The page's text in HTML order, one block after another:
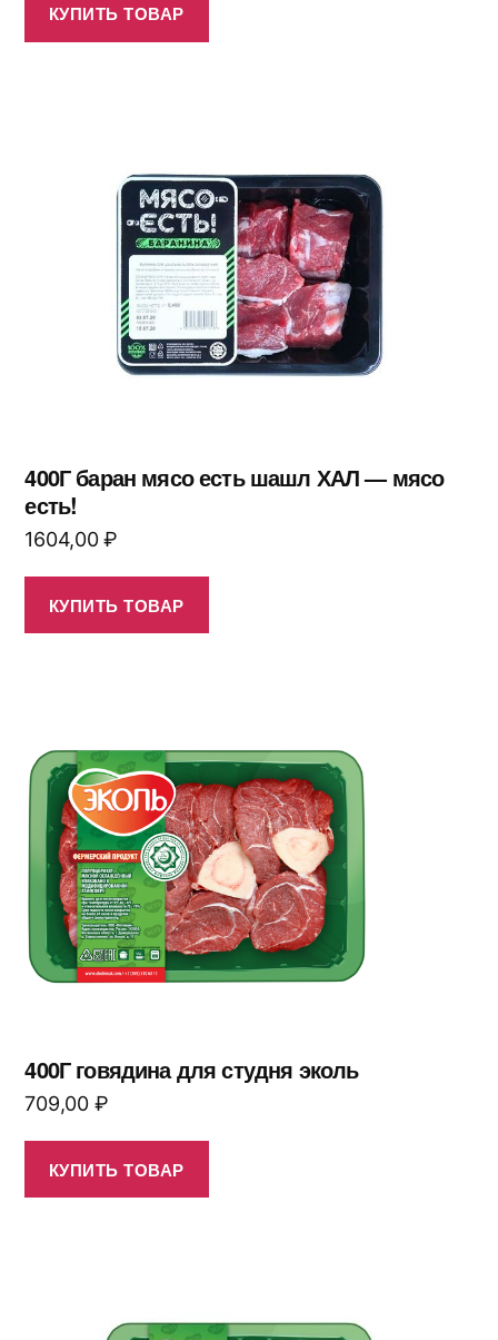
КУПИТЬ ТОВАР
400Г баран мясо есть шашл ХАЛ — мясо
есть!
1604,00₽
КУПИТЬ ТОВАР
400Г говядина для студня эколь
709,00 ₽
КУПИТЬ ТОВАР